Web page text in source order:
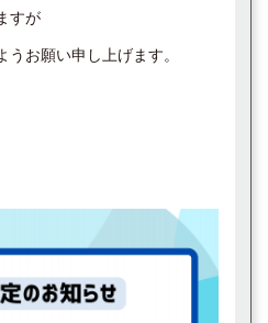
すが
お願い申し上げます。